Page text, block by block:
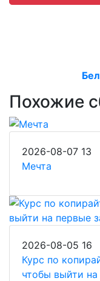
Похожие
2026-08-07 13
Мечта
2026-08-05 16
Курс по
чтобы выйти